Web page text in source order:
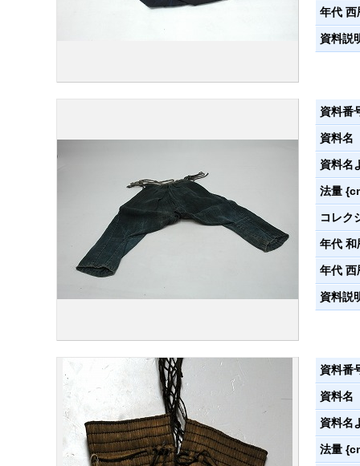
年代 西
資料説
資料番
資料名
資料名
法量
コレク
年代 和
年代 西
資料説
資料番
資料名
資料名
法量